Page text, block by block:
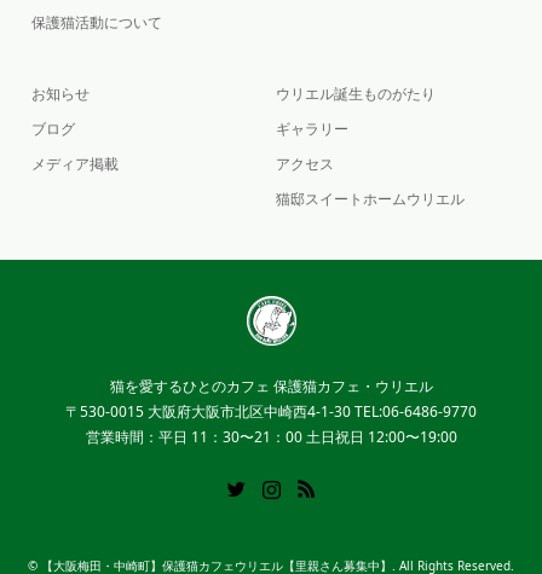
保護猫活動について
お知らせ
ブログ
メディア掲載
ウリエル誕生ものがたり
ギャラリー
アクセス
猫邸スイートホームウリエル
猫を愛するひとのカフェ 保護猫カフェ・ウリエル
〒530-0015 大阪府大阪市北区中崎西4-1-30 TEL:06-6486-9770
営業時間：平日 11：30〜21：00 土日祝日 12:00〜19:00
© 【大阪梅田・中崎町】保護猫カフェウリエル【里親さん募集中】 . All Rights Reserved.